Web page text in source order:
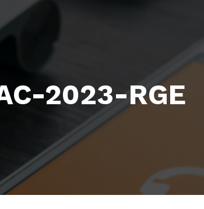
2023-RGE